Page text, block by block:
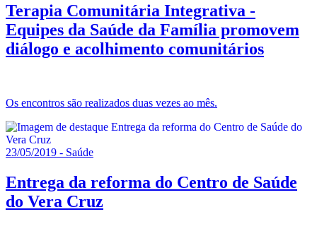
Terapia Comunitária Integrativa -
Equipes da Saúde da Família promovem
diálogo e acolhimento comunitários
Os encontros são realizados duas vezes ao mês.
23/05/2019 - Saúde
Entrega da reforma do Centro de Saúde
do Vera Cruz